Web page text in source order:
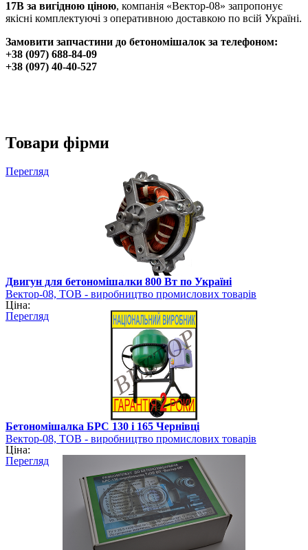
17B за вигідною ціною, компанія «Вектор-08» запропонує
якісні комплектуючі з оперативною доставкою по всій Україні.
Замовити запчастини до бетономішалок за телефоном:
+38 (097) 688-84-09
+38 (097) 40-40-527
Товари фірми
Перегляд
Двигун для бетономішалки 800 Вт по Україні
Вектор-08, ТОВ - виробництво промислових товарів
Ціна:
Перегляд
Бетономішалка БРС 130 і 165 Чернівці
Вектор-08, ТОВ - виробництво промислових товарів
Ціна:
Перегляд